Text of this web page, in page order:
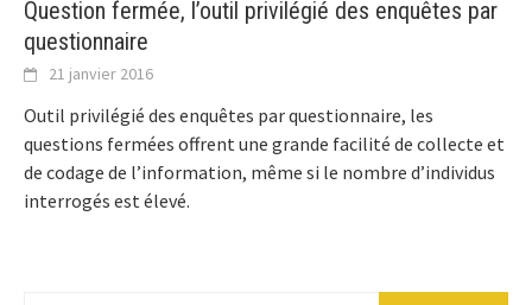
Question fermée, l’outil privilégié des enquêtes par
questionnaire
21 janvier 2016
Outil privilégié des enquêtes par questionnaire, les
questions fermées offrent une grande facilité de collecte et
de codage de l’information, même si le nombre d’individus
interrogés est élevé.